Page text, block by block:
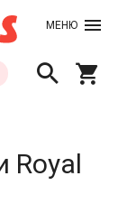
МЕНЮ
Royal